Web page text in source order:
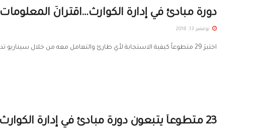
دورة مبادئ في إدارة الكوارث…اقترانُ المعلومات
نوفمبر 13, 2018
اختبرَ 29 متطوعاً كيفية الاستجابة لأي طارئ والتعامل معه من خلال سيناريو تدريبي كامل قدّمه المدرّبون في ختام دورة مبادئ ...
23 متطوعاً يتَّبعون دورة مبادئ في إدارة الكوارث